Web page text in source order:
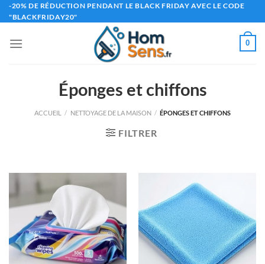
Passer
au
-20% DE RÉDUCTION PENDANT LE BLACK FRIDAY AVEC LE CODE
"BLACKFRIDAY20"
0
Éponges et chiffons
ACCUEIL / NETTOYAGE DE LA MAISON / ÉPONGES ET CHIFFONS
FILTRER